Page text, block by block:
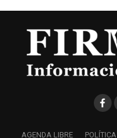
AGENDA LIBRE POLÍTICA